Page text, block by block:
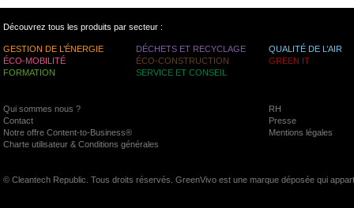
Découvrez tous les produits par secteur :
GESTION DE L’ÉNERGIE DÉCHETS ET RECYCLAGE
QUALITÉ DE L’AIR
ÉCO-MOBILITÉ
ÉCO-CONSTRUCTION
GREEN IT
FORMATION
SERVICE ET CONSEIL
Qui sommes nous ?
RH
Contact
Presse
Notre offre Content-to-Business®
Mentions légales
Charte utilisateur & Conditions générales
© Cleantech Republic. Tous droits réservés. GreenVivo est une marque déposée qui